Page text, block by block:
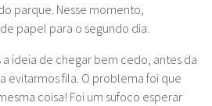
parque. Nesse momento,
papel para o segundo dia.
ideia de chegar bem cedo, antes da
evitarmos fila. O problema foi que
coisa! Foi um sufoco esperar